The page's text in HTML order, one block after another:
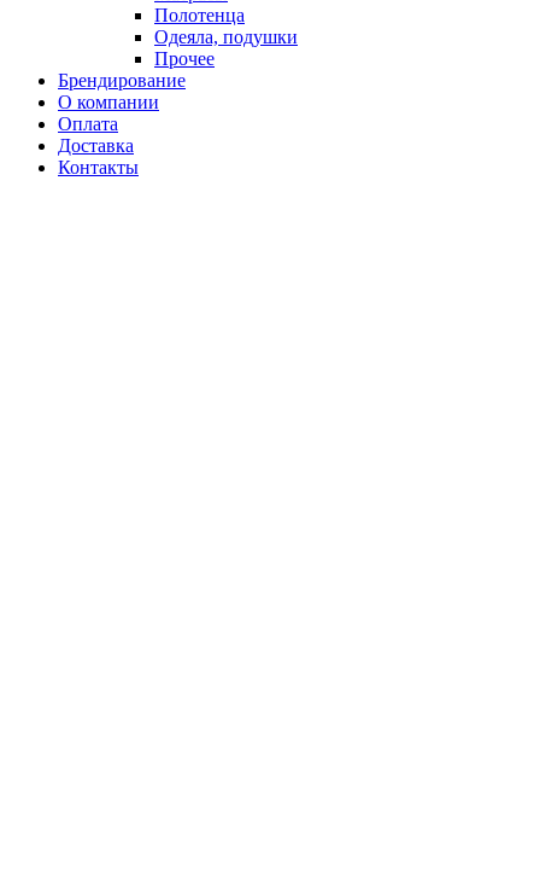
Полотенца
Одеяла, подушки
Прочее
Брендирование
О компании
Оплата
Доставка
Контакты